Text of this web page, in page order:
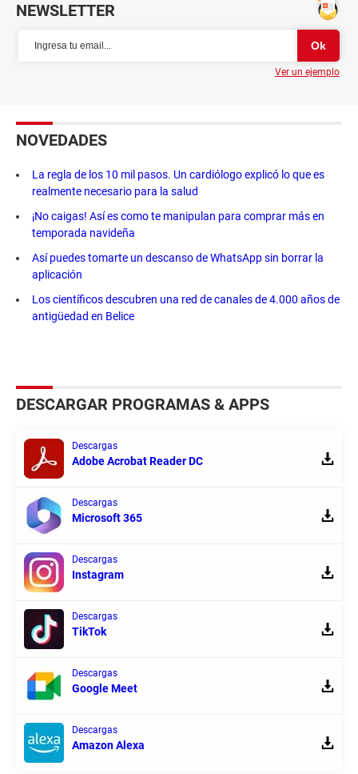
NEWSLETTER
Ver un ejemplo
NOVEDADES
La regla de los 10 mil pasos. Un cardiólogo explicó lo que es
realmente necesario para la salud
¡No caigas! Así es como te manipulan para comprar más en
temporada navideña
Así puedes tomarte un descanso de WhatsApp sin borrar la
aplicación
Los científicos descubren una red de canales de 4.000 años de
antigüedad en Belice
DESCARGAR PROGRAMAS & APPS
Descargas
Adobe Acrobat Reader DC
Descargas
Microsoft 365
Descargas
Instagram
Descargas
TikTok
Descargas
Google Meet
Descargas
Amazon Alexa